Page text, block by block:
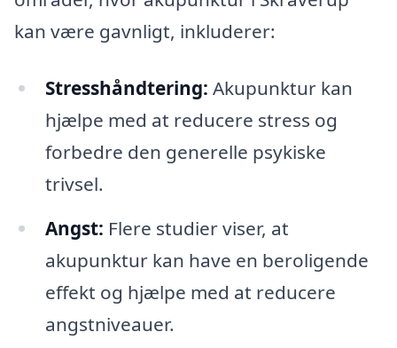
kan være gavnligt, inkluderer:
Stresshåndtering: Akupunktur kan
hjælpe med at reducere stress og
forbedre den generelle psykiske
trivsel.
Angst: Flere studier viser, at
akupunktur kan have en beroligende
effekt og hjælpe med at reducere
angstniveauer.